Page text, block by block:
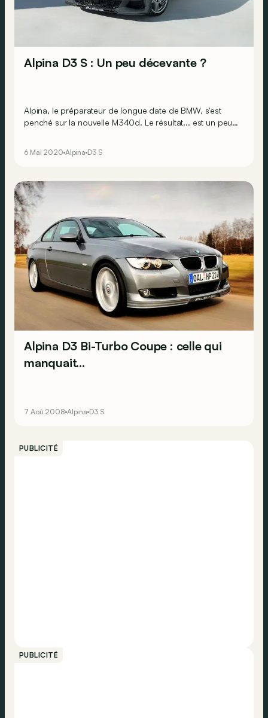
Alpina D3 S : Un peu décevante ?
Alpina, le préparateur de longue date de BMW, s'est
penché sur la nouvelle M340d. Le résultat... est un peu
6 Mai 2020 Alpina D3 S
Alpina D3 Bi-Turbo Coupe : celle qui
manquait...
7 Aoû 2008 Alpina D3 S
PUBLICITÉ
PUBLICITÉ